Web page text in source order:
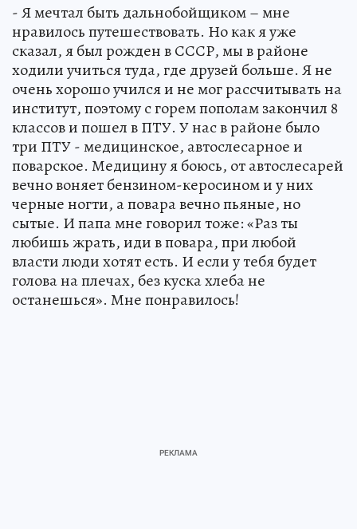
- Я мечтал быть дальнобойщиком – мне
нравилось путешествовать. Но как я уже
сказал, я был рожден в СССР, мы в районе
ходили учиться туда, где друзей больше. Я не
очень хорошо учился и не мог рассчитывать на
институт, поэтому с горем пополам закончил 8
классов и пошел в ПТУ. У нас в районе было
три ПТУ - медицинское, автослесарное и
поварское. Медицину я боюсь, от автослесарей
вечно воняет бензином-керосином и у них
черные ногти, а повара вечно пьяные, но
сытые. И папа мне говорил тоже: «Раз ты
любишь жрать, иди в повара, при любой
власти люди хотят есть. И если у тебя будет
голова на плечах, без куска хлеба не
останешься». Мне понравилось!